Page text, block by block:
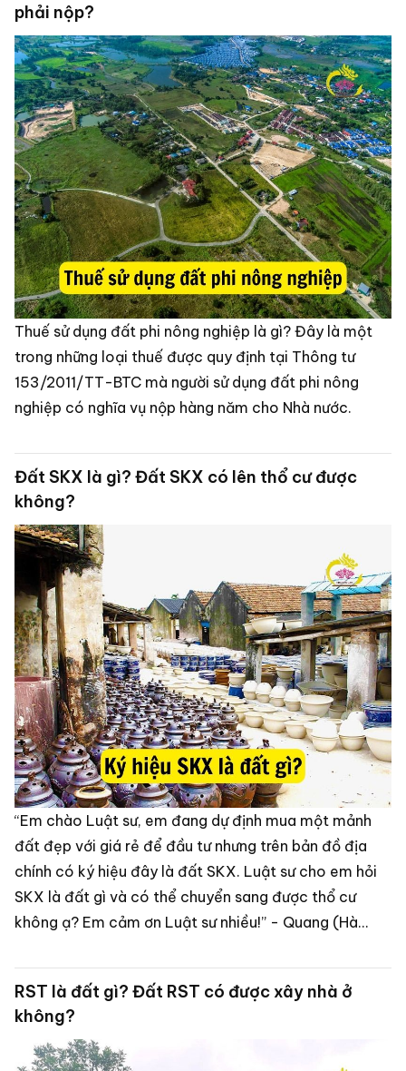
phải nộp?
Thuế sử dụng đất phi nông nghiệp là gì? Đây là một
trong những loại thuế được quy định tại Thông tư
153/2011/TT-BTC mà người sử dụng đất phi nông
nghiệp có nghĩa vụ nộp hàng năm cho Nhà nước.
Đất SKX là gì? Đất SKX có lên thổ cư được
không?
“Em chào Luật sư, em đang dự định mua một mảnh
đất đẹp với giá rẻ để đầu tư nhưng trên bản đồ địa
chính có ký hiệu đây là đất SKX. Luật sư cho em hỏi
SKX là đất gì và có thể chuyển sang được thổ cư
không ạ? Em cảm ơn Luật sư nhiều!” - Quang (Hà
RST là đất gì? Đất RST có được xây nhà ở
không?